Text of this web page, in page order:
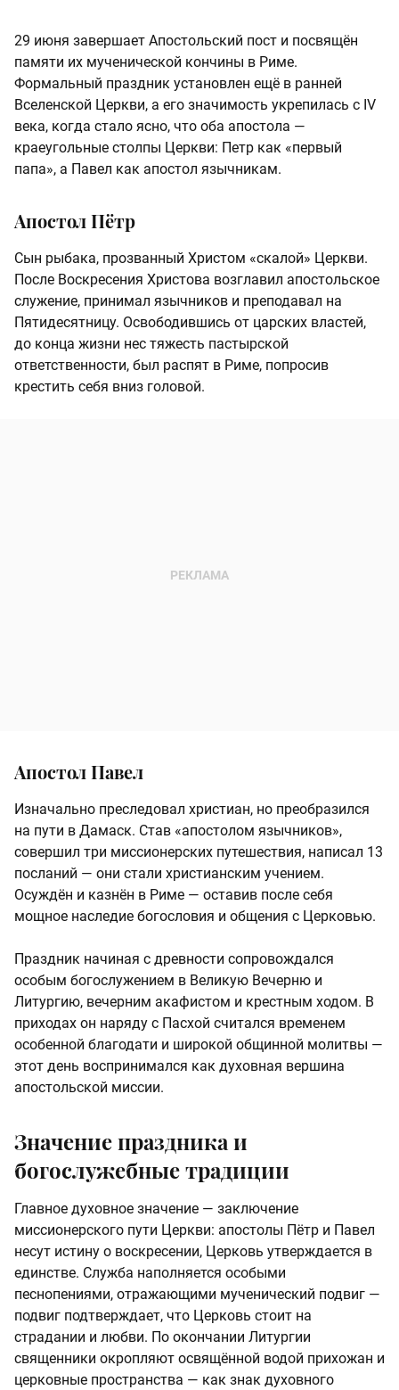
29 июня завершает Апостольский пост и посвящён
памяти их мученической кончины в Риме.
Формальный праздник установлен ещё в ранней
Вселенской Церкви, а его значимость укрепилась с IV
века, когда стало ясно, что оба апостола —
краеугольные столпы Церкви: Петр как «первый
папа», а Павел как апостол язычникам.
Апостол Пётр
Сын рыбака, прозванный Христом «скалой» Церкви.
После Воскресения Христова возглавил апостольское
служение, принимал язычников и преподавал на
Пятидесятницу. Освободившись от царских властей,
до конца жизни нес тяжесть пастырской
ответственности, был распят в Риме, попросив
крестить себя вниз головой.
Апостол Павел
Изначально преследовал христиан, но преобразился
на пути в Дамаск. Став «апостолом язычников»,
совершил три миссионерских путешествия, написал 13
посланий — они стали христианским учением.
Осуждён и казнён в Риме — оставив после себя
мощное наследие богословия и общения с Церковью.
Праздник начиная с древности сопровождался
особым богослужением в Великую Вечерню и
Литургию, вечерним акафистом и крестным ходом. В
приходах он наряду с Пасхой считался временем
особенной благодати и широкой общинной молитвы —
этот день воспринимался как духовная вершина
апостольской миссии.
Значение праздника и
богослужебные традиции
Главное духовное значение — заключение
миссионерского пути Церкви: апостолы Пётр и Павел
несут истину о воскресении, Церковь утверждается в
единстве. Служба наполняется особыми
песнопениями, отражающими мученический подвиг —
подвиг подтверждает, что Церковь стоит на
страдании и любви. По окончании Литургии
священники окропляют освящённой водой прихожан и
церковные пространства — как знак духовного